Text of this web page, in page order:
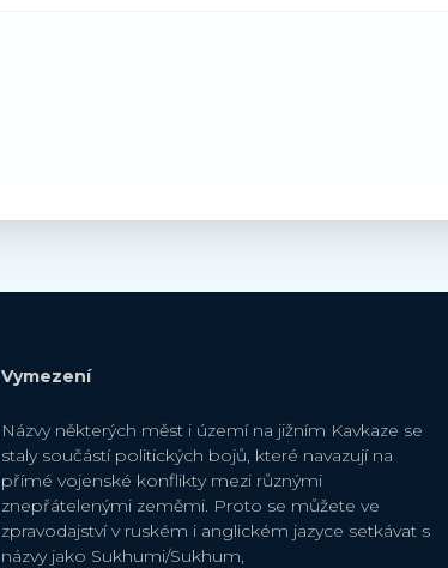
Vymezení
Názvy některých měst i území na jižním Kavkaze se
staly součástí politických bojů, které navazují na
přímé vojenské konflikty mezi různými
znepřátelenými zeměmi. Proto se můžete ve
zpravodajství v ruském i anglickém jazyce setkávat s
názvy jako Sukhumi/Sukhum,